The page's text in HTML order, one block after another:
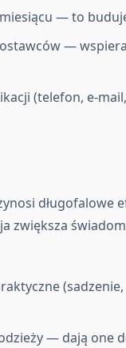
— to
—
(telefon, e-
długofalowe
zwiększa
— dają one